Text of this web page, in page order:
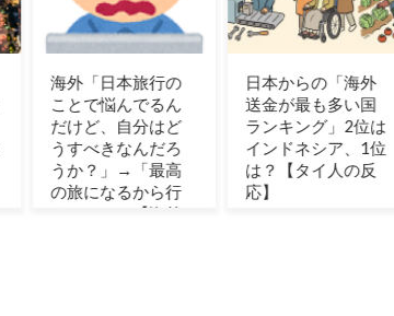
日本からの「海外
送金が最も多い国
ランキング」2位は
インドネシア、1位
は？【タイ人の反
応】
外国人「プレミア
で見たい」日本代
表森保一監督、退
任後は海外クラブ
の監督挑戦か!?「視
野には入れていま